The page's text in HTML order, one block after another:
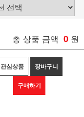
총 상품 금액 0 원
관심상품 장바구니
구매하기